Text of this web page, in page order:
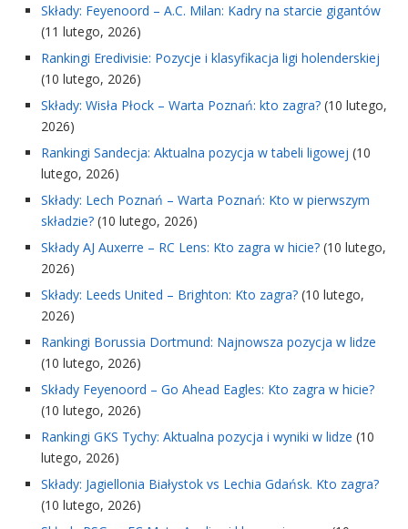
Składy: Feyenoord – A.C. Milan: Kadry na starcie gigantów
(11 lutego, 2026)
Rankingi Eredivisie: Pozycje i klasyfikacja ligi holenderskiej
(10 lutego, 2026)
Składy: Wisła Płock – Warta Poznań: kto zagra? (10 lutego,
2026)
Rankingi Sandecja: Aktualna pozycja w tabeli ligowej (10
lutego, 2026)
Składy: Lech Poznań – Warta Poznań: Kto w pierwszym
składzie? (10 lutego, 2026)
Składy AJ Auxerre – RC Lens: Kto zagra w hicie? (10 lutego,
2026)
Składy: Leeds United – Brighton: Kto zagra? (10 lutego,
2026)
Rankingi Borussia Dortmund: Najnowsza pozycja w lidze
(10 lutego, 2026)
Składy Feyenoord – Go Ahead Eagles: Kto zagra w hicie?
(10 lutego, 2026)
Rankingi GKS Tychy: Aktualna pozycja i wyniki w lidze (10
lutego, 2026)
Składy: Jagiellonia Białystok vs Lechia Gdańsk. Kto zagra?
(10 lutego, 2026)